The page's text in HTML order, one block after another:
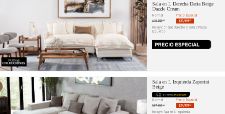
Sala en L Derecha Daria Beige
Dazzle Cream
Normal
$49,808 .30
Precio Especial
$23,999.00
Incluye: Chaise Derecho y Sofá 2 Plazas
Izquierdo
Sala en L Izquierda Zaporini
Beige
Normal
$57,356
Precio Especial
$24,999
Incluye: Sala en L Izquierda